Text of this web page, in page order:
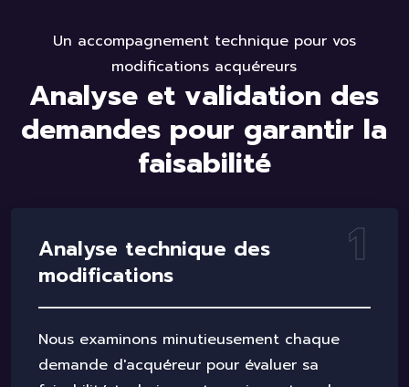
Un accompagnement technique pour vos
modifications acquéreurs
Analyse et validation des
demandes pour garantir la
faisabilité
1
Analyse technique des
modifications
Nous examinons minutieusement chaque
demande d'acquéreur pour évaluer sa